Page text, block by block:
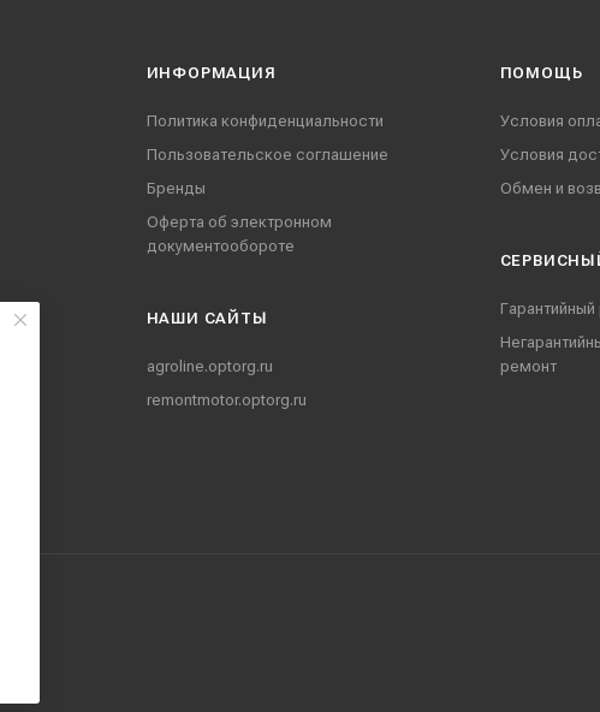
ИНФОРМАЦИЯ
Политика конфиденциальности
Пользовательское соглашение
Бренды
Оферта об электронном
документообороте
НАШИ CАЙТЫ
agroline.optorg.ru
remontmotor.optorg.ru
ПОМОЩЬ
Условия
Условия
Обмен и
ремонт